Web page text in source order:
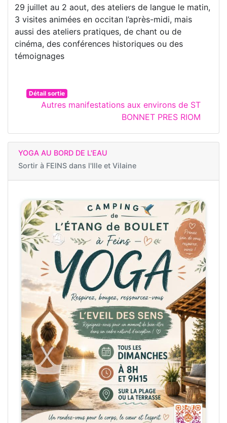
29 juillet au 2 aout, des ateliers de langue le matin,
3 visites animées en occitan l’après-midi, mais
aussi des ateliers pratiques, de chant ou de
cinéma, des conférences historiques ou des
témoignages
Détail sortie
Autres manifestations aux environs de ST
BONNET PRES RIOM
YOGA AU BORD DE L'EAU
Sortir à FEINS dans l'Ille et Vilaine